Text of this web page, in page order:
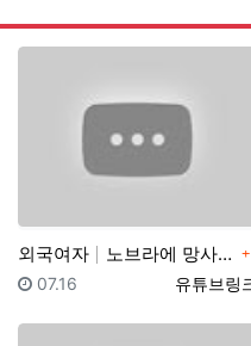
외국여자 노브라에 망사스타킹 입고 팬티리뷰하는 일본아줌마 가정부…
등록자
유튜브링
등록일
07.16